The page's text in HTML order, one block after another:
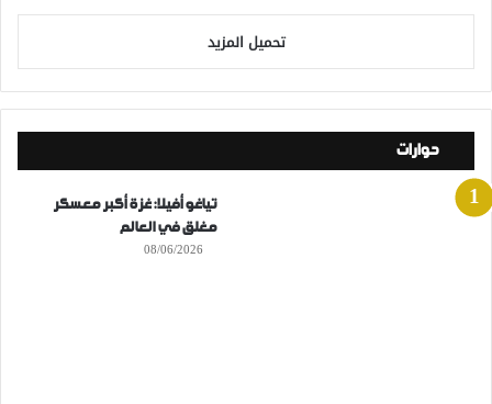
تحميل المزيد
حوارات
تياغو أفيلا: غزة أكبر معسكر
مغلق في العالم
08/06/2026